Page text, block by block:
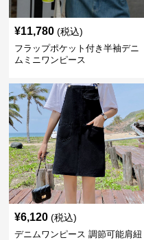
¥11,780 (税込)
フラップポケット付き半袖デニ
ムミニワンピース
¥6,120 (税込)
デニムワンピース 調節可能肩紐